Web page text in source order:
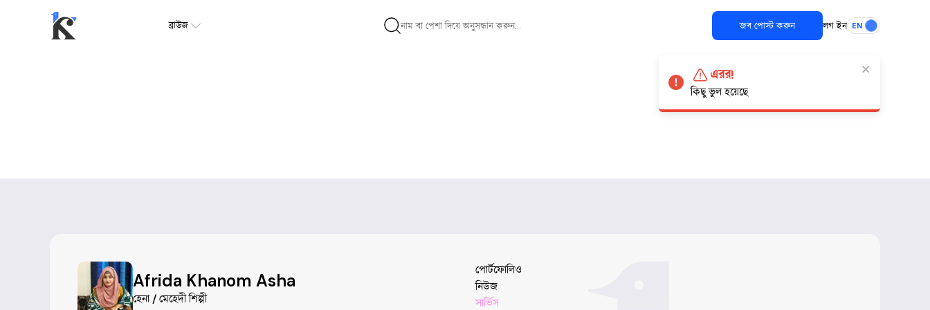
ব্রাউজ জব পোস্ট করুন লগ ইন EN
Afrida Khanom Asha
হেনা / মেহেদী শিল্পী
পোর্টফোলিও
নিউজ
সার্ভিস
এরর!
কিছু ভুল হয়েছে